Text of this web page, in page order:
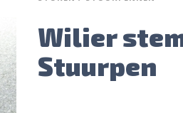
Wilier
Stuurpen